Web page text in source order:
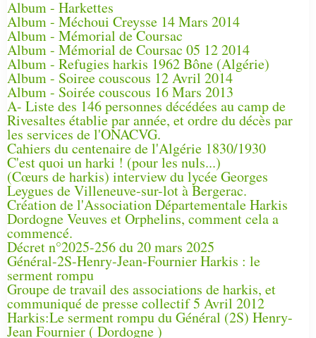
Album - Harkettes
Album - Méchoui Creysse 14 Mars 2014
Album - Mémorial de Coursac
Album - Mémorial de Coursac 05 12 2014
Album - Refugies harkis 1962 Bône (Algérie)
Album - Soiree couscous 12 Avril 2014
Album - Soirée couscous 16 Mars 2013
A- Liste des 146 personnes décédées au camp de
Rivesaltes établie par année, et ordre du décès par
les services de l'ONACVG.
Cahiers du centenaire de l'Algérie 1830/1930
C'est quoi un harki ! (pour les nuls...)
(Cœurs de harkis) interview du lycée Georges
Leygues de Villeneuve-sur-lot à Bergerac.
Création de l'Association Départementale Harkis
Dordogne Veuves et Orphelins, comment cela a
commencé.
Décret n°2025-256 du 20 mars 2025
Général-2S-Henry-Jean-Fournier Harkis : le
serment rompu
Groupe de travail des associations de harkis, et
communiqué de presse collectif 5 Avril 2012
Harkis:Le serment rompu du Général (2S) Henry-
Jean Fournier ( Dordogne )